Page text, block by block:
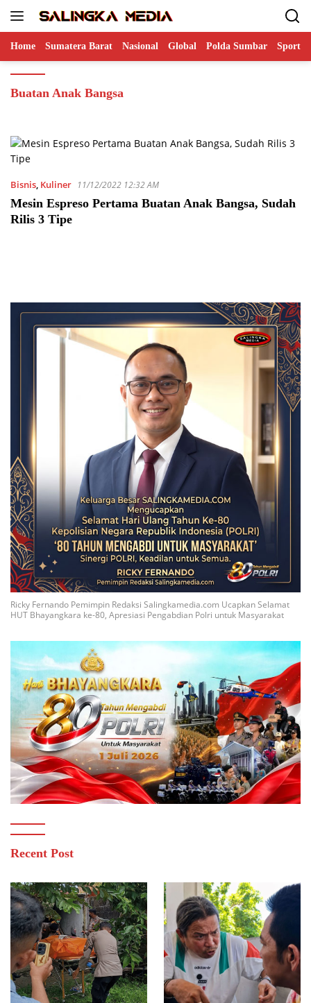
Home Sumatera Barat Nasional Global Polda Sumbar Sports
Buatan Anak Bangsa
Bisnis, Kuliner 11/12/2022 12:32 AM
Mesin Espreso Pertama Buatan Anak Bangsa, Sudah
Rilis 3 Tipe
Ricky Fernando Pemimpin Redaksi Salingkamedia.com Ucapkan Selamat
HUT Bhayangkara ke-80, Apresiasi Pengabdian Polri untuk Masyarakat
Recent Post